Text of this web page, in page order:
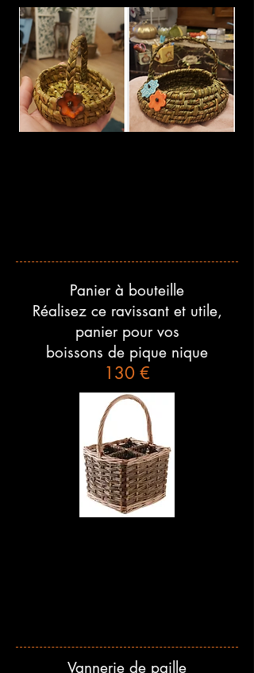
Panier à bouteille
Réalisez ce ravissant et utile,
panier pour vos
boissons de pique nique
130 €
Vannerie de paille